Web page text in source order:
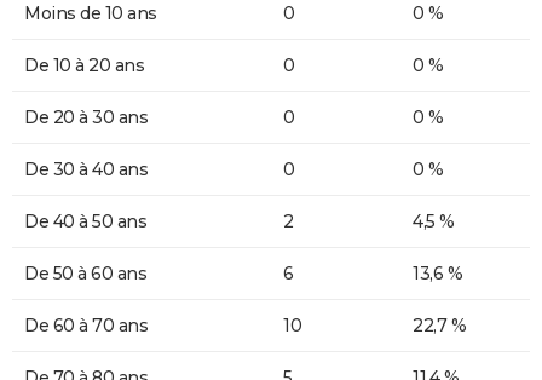
Moins de 10 ans 0 0 %
De 10 à 20 ans 0 0 %
De 20 à 30 ans 0 0 %
De 30 à 40 ans 0 0 %
De 40 à 50 ans 2 4,5 %
De 50 à 60 ans 6 13,6 %
De 60 à 70 ans 10 22,7 %